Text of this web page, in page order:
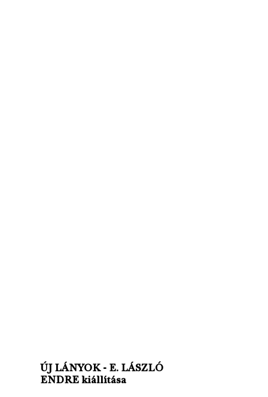
ÚJ LÁNYOK - E. LÁSZLÓ
ENDRE kiállítása